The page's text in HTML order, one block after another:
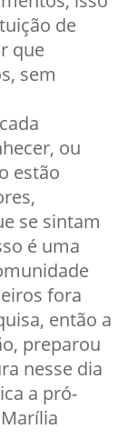
de
que
sem
ou
estão
se sintam
é uma
fora
então a
preparou
nesse dia
a pró-